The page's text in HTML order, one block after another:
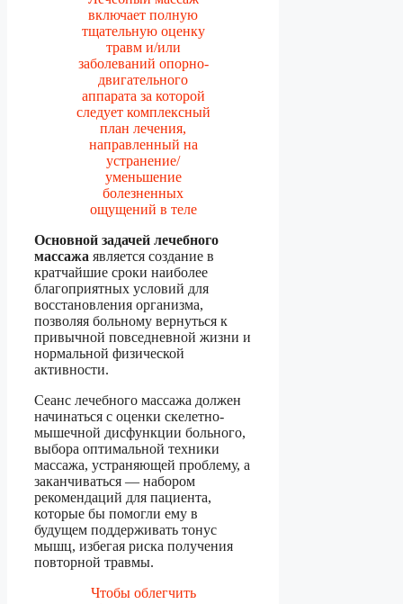
включает полную
тщательную оценку
травм и/или
заболеваний опорно-
двигательного
аппарата за которой
следует комплексный
план лечения,
направленный на
устранение/
уменьшение
болезненных
ощущений в теле
Основной задачей лечебного
массажа является создание в
кратчайшие сроки наиболее
благоприятных условий для
восстановления организма,
позволяя больному вернуться к
привычной повседневной жизни и
нормальной физической
активности.
Сеанс лечебного массажа должен
начинаться с оценки скелетно-
мышечной дисфункции больного,
выбора оптимальной техники
массажа, устраняющей проблему, а
заканчиваться — набором
рекомендаций для пациента,
которые бы помогли ему в
будущем поддерживать тонус
мышц, избегая риска получения
повторной травмы.
Чтобы облегчить